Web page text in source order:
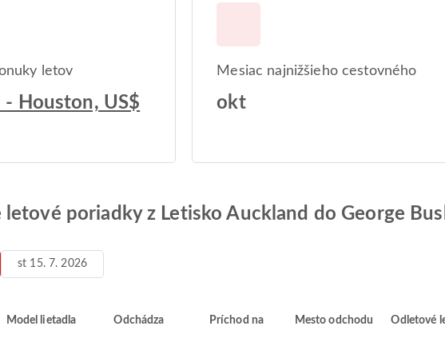
letov
Houston, US$
Mesiac najnižšieho cestovného
okt
poriadky z Letisko Auckland do George
st 15. 7. 2026
Model lietadla Odchádza Príchod na Mesto odchodu Odletové